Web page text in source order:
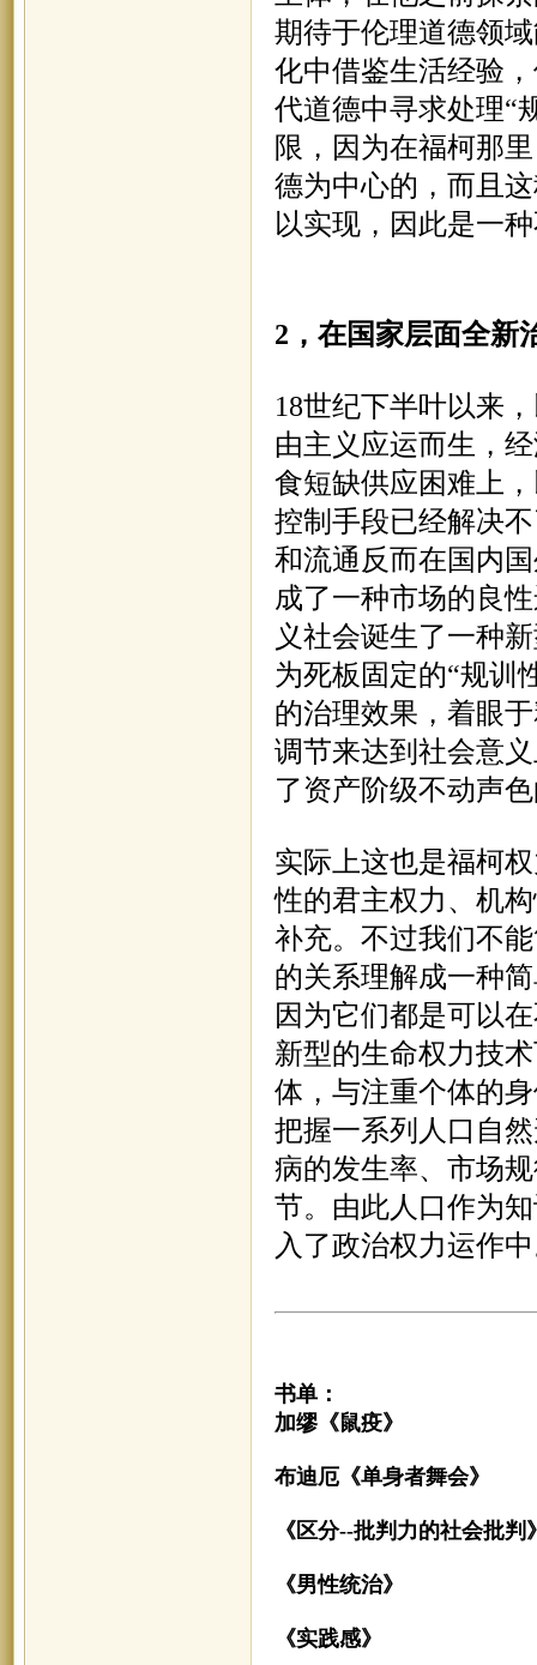
期待于伦理道德领
化中借鉴生活经验
代道德中寻求处理“
限，因为在福柯那
德为中心的，而且
以实现，因此是一
2，在国家层面全新
18世纪下半叶以来
由主义应运而生，
食短缺供应困难上
控制手段已经解决
和流通反而在国内
成了一种市场的良
义社会诞生了一种
为死板固定的“规训
的治理效果，着眼
调节来达到社会意
了资产阶级不动声
实际上这也是福柯
性的君主权力、机
补充。不过我们不
的关系理解成一种
因为它们都是可以
新型的生命权力技
体，与注重个体的
把握一系列人口自
病的发生率、市场
节。由此人口作为
入了政治权力运作
书单：
加缪《鼠疫》
布迪厄《单身者舞会》
《区分--批判力的社会批判
《男性统治》
《实践感》